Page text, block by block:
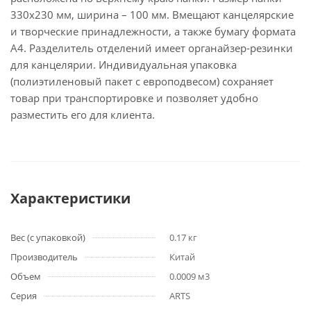
330х230 мм, ширина – 100 мм. Вмещают канцелярские
и творческие принадлежности, а также бумагу формата
А4. Разделитель отделений имеет органайзер-резинки
для канцелярии. Индивидуальная упаковка
(полиэтиленовый пакет с европодвесом) сохраняет
товар при транспортировке и позволяет удобно
разместить его для клиента.
Характеристики
Вес (с упаковкой)
0.17 кг
Производитель
Китай
Объем
0.0009 м3
Серия
ARTS